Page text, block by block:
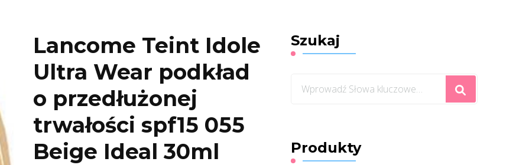
Lancome Teint Idole
Ultra Wear podkład
o przedłużonej
trwałości spf15 055
Beige Ideal 30ml
Szukaj
Szukasz
Produkty